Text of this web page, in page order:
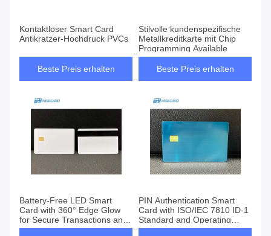
Kontaktloser Smart Card
Antikratzer-Hochdruck PVCs
Beste Preis erhalten
Stilvolle kundenspezifische
Metallkreditkarte mit Chip
Programming Available
Beste Preis erhalten
Battery-Free LED Smart
Card with 360° Edge Glow
for Secure Transactions and
Enhanced Brand Visibility
PIN Authentication Smart
Card with ISO/IEC 7810 ID-1
Standard and Operating
Temperature -25°C To 85°C